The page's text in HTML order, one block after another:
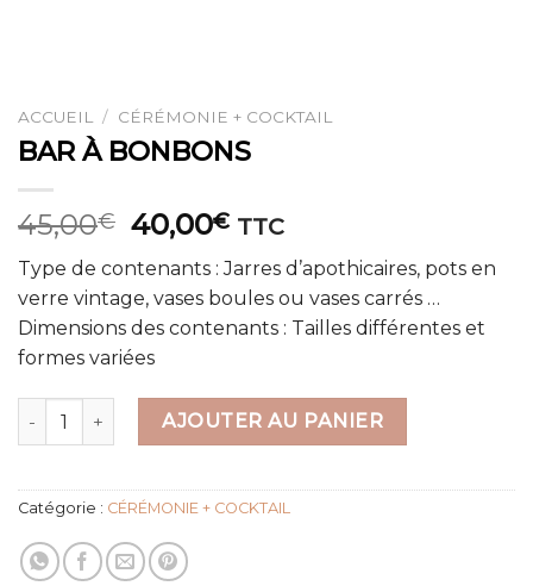
ACCUEIL / CÉRÉMONIE + COCKTAIL
BAR À BONBONS
45,00€ Le
initial
était :
45,00€.
40,00€Le
prix
actuel
est :
40,00€.
TTC
Type de contenants : Jarres d’apothicaires, pots en
verre vintage, vases boules ou vases carrés …
Dimensions des contenants : Tailles différentes et
formes variées
quantité de BAR À BONBONS
AJOUTER AU PANIER
Catégorie : CÉRÉMONIE + COCKTAIL